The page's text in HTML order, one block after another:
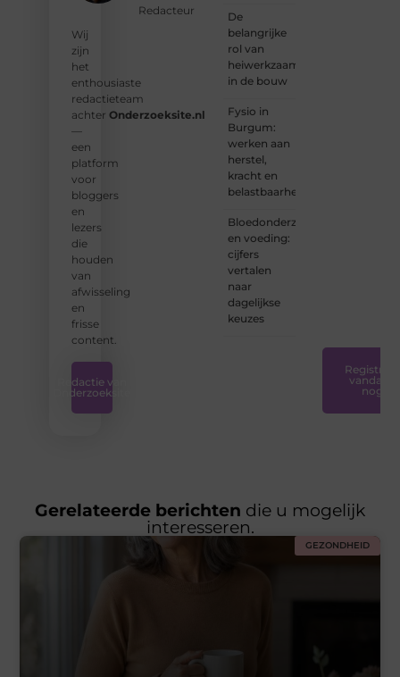
Redacteur
Wij
zijn
het
enthousiaste
redactieteam
achter Onderzoeksite.nl
—
een
platform
voor
bloggers
en
lezers
die
houden
van
afwisseling
en
frisse
content.
Redactie van
Onderzoeksite
De
belangrijke
rol van
heiwerkzaamheden
in de bouw
Fysio in
Burgum:
werken aan
herstel,
kracht en
belastbaarheid
Bloedonderzoek
en voeding:
cijfers
vertalen
naar
dagelijkse
keuzes
Registreer
vandaag
nog
Gerelateerde berichten die u mogelijk
interesseren.
GEZONDHEID